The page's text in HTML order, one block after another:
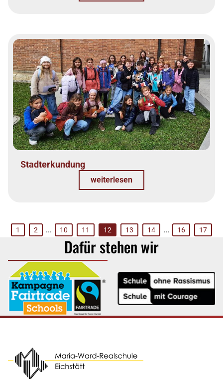
Stadterkundung
weiterlesen
1 2 ... 10 11 12 13 14 ... 16 17
Dafür stehen wir